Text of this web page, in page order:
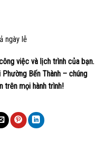
ngày lễ
việc và lịch trình của bạn.
Bến Thành – chúng
trên mọi hành trình!